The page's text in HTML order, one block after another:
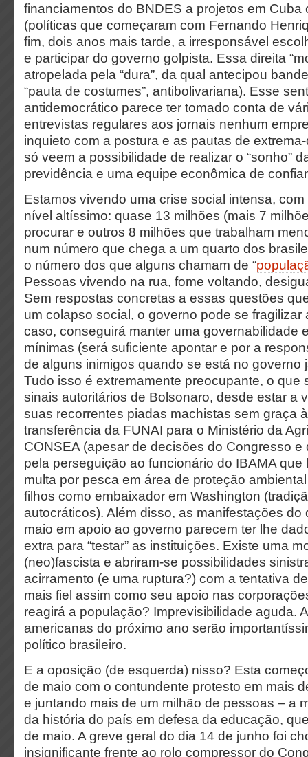
financiamentos do BNDES a projetos em Cuba
(políticas que começaram com Fernando
fim, dois anos mais tarde, a irresponsável
e participar do governo golpista. Essa direita
atropelada pela “dura”, da qual antecipou
“pauta de costumes”, antibolivariana). Esse
antidemocrático parece ter tomado conta de
entrevistas regulares aos jornais nenhum
inquieto com a postura e as pautas de
só veem a possibilidade de realizar o “sonho”
previdência e uma equipe econômica de
Estamos vivendo uma crise social intensa,
nível altíssimo: quase 13 milhões (mais 7
procurar e outros 8 milhões que trabalham
num número que chega a um quarto dos
o número dos que alguns chamam de “
Pessoas vivendo na rua, fome voltando,
Sem respostas concretas a essas questões
um colapso social, o governo pode se fragilizar
caso, conseguirá manter uma governabilidade
mínimas (será suficiente apontar e por a
de alguns inimigos quando se está no governo
Tudo isso é extremamente preocupante, o que
sinais autoritários de Bolsonaro, desde estar a
suas recorrentes piadas machistas sem graça
transferência da FUNAI para o Ministério da
CONSEA (apesar de decisões do Congresso
pela perseguição ao funcionário do IBAMA que
multa por pesca em área de proteção
filhos como embaixador em Washington
autocráticos). Além disso, as manifestações do
maio em apoio ao governo parecem ter lhe
extra para “testar” as instituições. Existe uma
(neo)fascista e abriram-se possibilidades
acirramento (e uma ruptura?) com a tentativa
mais fiel assim como seu apoio nas
reagirá a população? Imprevisibilidade aguda.
americanas do próximo ano serão
político brasileiro.
E a oposição (de esquerda) nisso? Esta
de maio com o contundente protesto em mais
e juntando mais de um milhão de pessoas – a
da história do país em defesa da educação,
de maio. A greve geral do dia 14 de junho foi
insignificante frente ao rolo compressor do